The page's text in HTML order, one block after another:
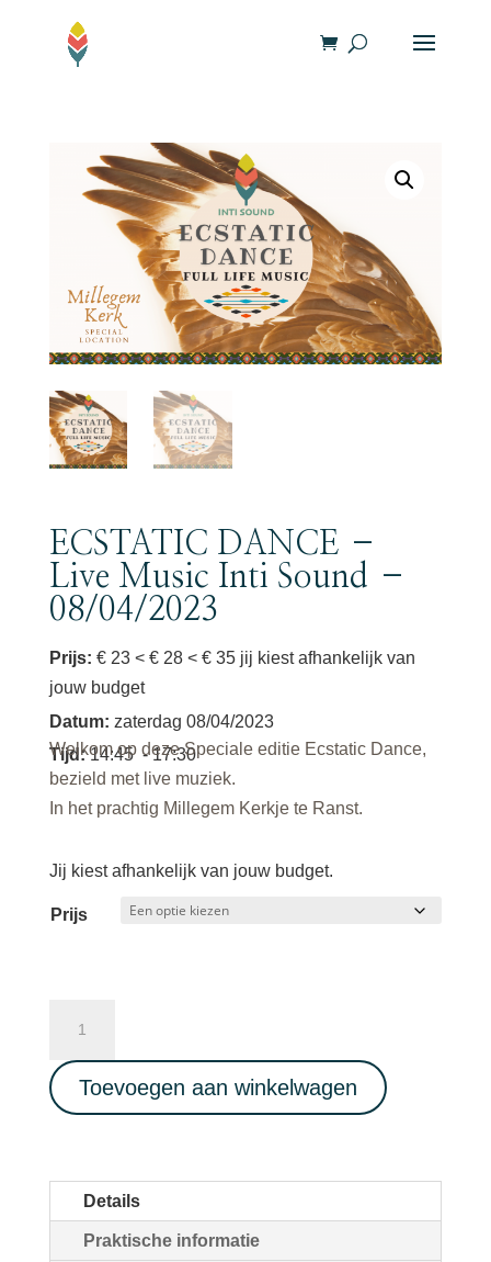
ECSTATIC DANCE –
Live Music Inti Sound –
08/04/2023
Prijs: € 23 < € 28 < € 35 jij kiest afhankelijk van
jouw budget
Datum: zaterdag 08/04/2023
Tijd:14:45 - 17:30
Welkom op deze Speciale editie Ecstatic Dance,
bezield met live muziek.
In het prachtig Millegem Kerkje te Ranst.
Jij kiest afhankelijk van jouw budget.
Prijs
-
Live
Sound
-
08/04/2023
Toevoegen aan winkelwagen
Details
Praktische informatie